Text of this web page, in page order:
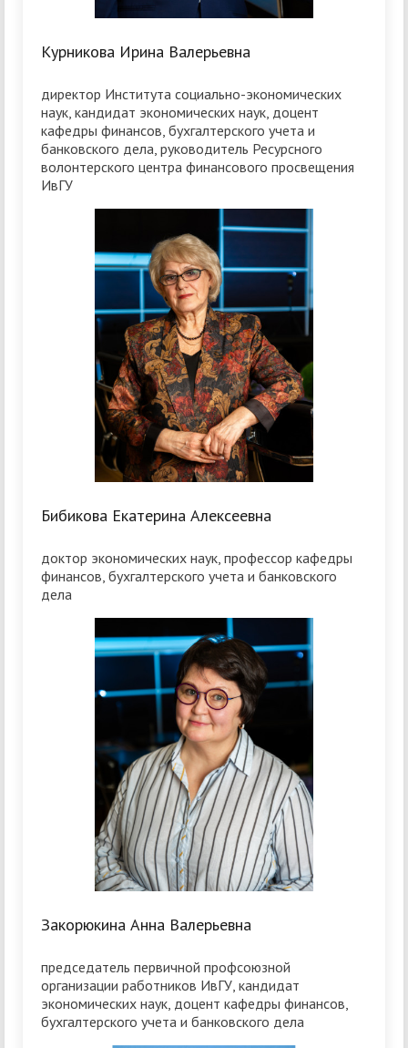
Курникова Ирина Валерьевна
директор Института социально-экономических
наук, кандидат экономических наук, доцент
кафедры финансов, бухгалтерского учета и
банковского дела, руководитель Ресурсного
волонтерского центра финансового просвещения
ИвГУ
Бибикова Екатерина Алексеевна
доктор экономических наук, профессор кафедры
финансов, бухгалтерского учета и банковского
дела
Закорюкина Анна Валерьевна
председатель первичной профсоюзной
организации работников ИвГУ, кандидат
экономических наук, доцент кафедры финансов,
бухгалтерского учета и банковского дела